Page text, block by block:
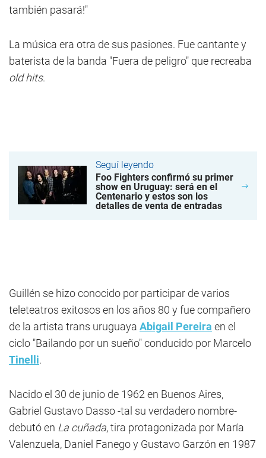
también pasará!"
La música era otra de sus pasiones. Fue cantante y
baterista de la banda "Fuera de peligro" que recreaba
old hits.
Seguí leyendo
Foo Fighters confirmó su primer
show en Uruguay: será en el
Centenario y estos son los
detalles de venta de entradas
Guillén se hizo conocido por participar de varios
teleteatros exitosos en los años 80 y fue compañero
de la artista trans uruguaya Abigail Pereira en el
ciclo "Bailando por un sueño" conducido por Marcelo
Tinelli.
Nacido el 30 de junio de 1962 en Buenos Aires,
Gabriel Gustavo Dasso -tal su verdadero nombre-
debutó en La cuñada, tira protagonizada por María
Valenzuela, Daniel Fanego y Gustavo Garzón en 1987